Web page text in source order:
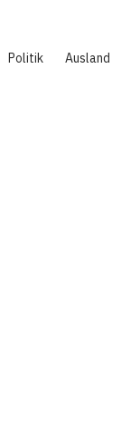
Politik Ausland